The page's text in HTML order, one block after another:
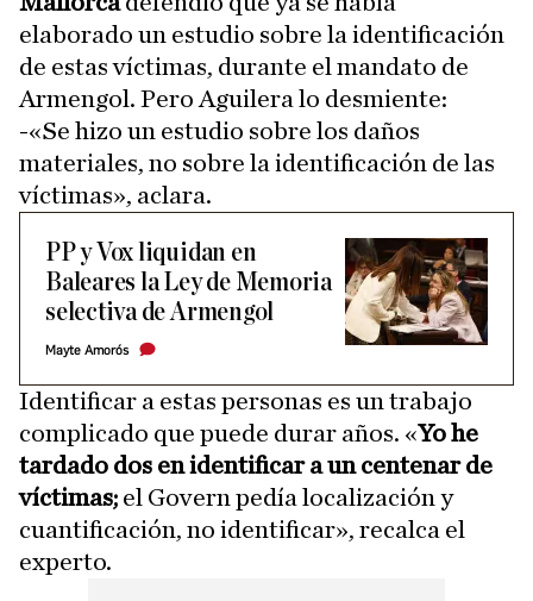
elaborado un estudio sobre la identificación
de estas víctimas, durante el mandato de
Armengol. Pero Aguilera lo desmiente:
-«Se hizo un estudio sobre los daños
materiales, no sobre la identificación de las
víctimas», aclara.
PP y Vox liquidan en
Baleares la Ley de Memoria
selectiva de Armengol
Mayte Amorós
Identificar a estas personas es un trabajo
complicado que puede durar años. «Yo he
tardado dos en identificar a un centenar de
víctimas; el Govern pedía localización y
cuantificación, no identificar», recalca el
experto.